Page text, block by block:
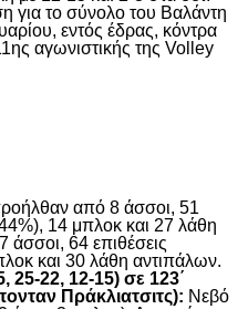
για το σύνολο του Βαλάντη
εντός έδρας, κόντρα
αγωνιστικής της Volley
από 8 άσσοι, 51
44%), 14 μπλοκ και 27 λάθη
64 επιθέσεις
και 30 λάθη αντιπάλων.
25-22, 12-15) σε 123΄
Πράκλιατσιτς): Νεβό